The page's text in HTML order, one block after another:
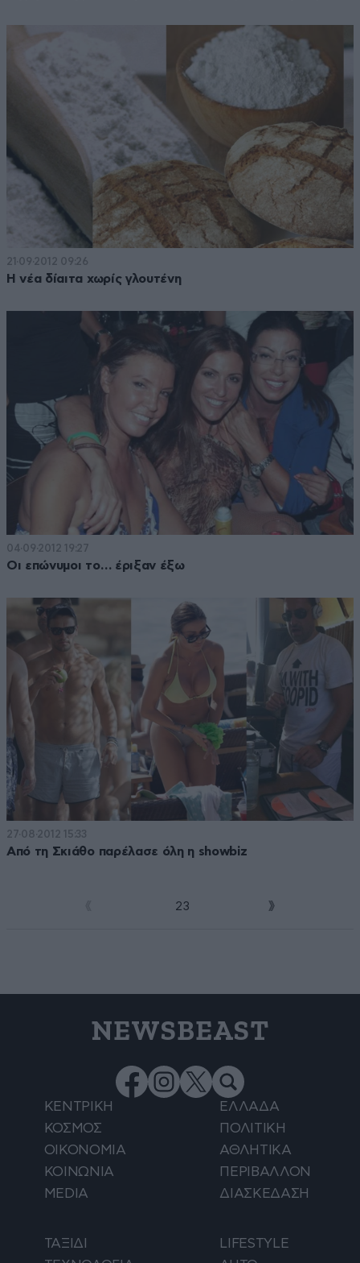
21·09·2012 09:26
Η νέα δίαιτα χωρίς γλουτένη
04·09·2012 19:27
Οι επώνυμοι το… έριξαν έξω
27·08·2012 15:33
Από τη Σκιάθο παρέλασε όλη η showbiz
23
NEWSBEAST
ΚΕΝΤΡΙΚΗ
ΕΛΛΑΔΑ
ΚΟΣΜΟΣ
ΠΟΛΙΤΙΚΗ
ΟΙΚΟΝΟΜΙΑ
ΑΘΛΗΤΙΚΑ
ΚΟΙΝΩΝΙΑ
ΠΕΡΙΒΑΛΛΟΝ
MEDIA
ΔΙΑΣΚΕΔΑΣΗ
ΤΑΞΙΔΙ
LIFESTYLE